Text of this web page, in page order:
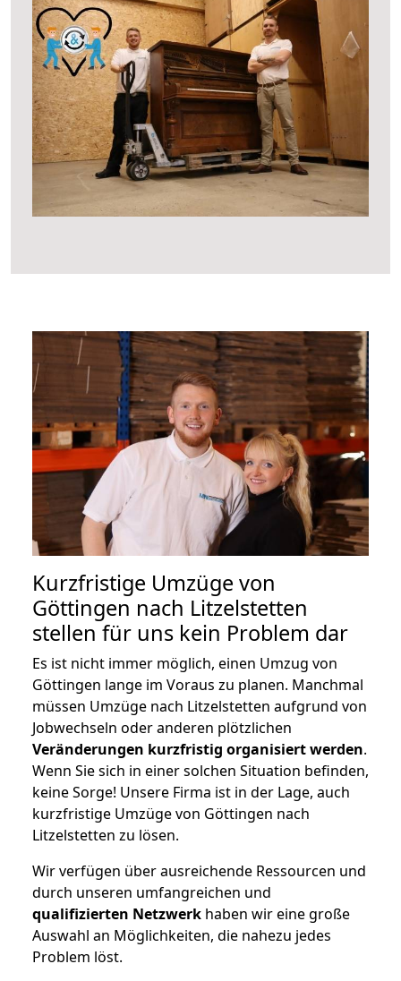
Kurzfristige Umzüge von
Göttingen nach Litzelstetten
stellen für uns kein Problem dar
Es ist nicht immer möglich, einen Umzug von
Göttingen lange im Voraus zu planen. Manchmal
müssen Umzüge nach Litzelstetten aufgrund von
Jobwechseln oder anderen plötzlichen
Veränderungen kurzfristig organisiert werden.
Wenn Sie sich in einer solchen Situation befinden,
keine Sorge! Unsere Firma ist in der Lage, auch
kurzfristige Umzüge von Göttingen nach
Litzelstetten zu lösen.
Wir verfügen über ausreichende Ressourcen und
durch unseren umfangreichen und
qualifizierten Netzwerk haben wir eine große
Auswahl an Möglichkeiten, die nahezu jedes
Problem löst.